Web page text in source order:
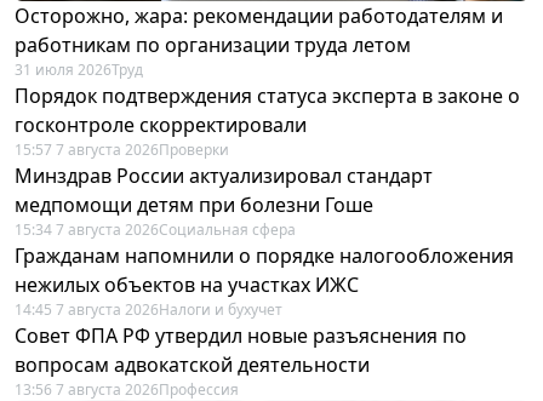
Осторожно, жара: рекомендации работодателям и
работникам по организации труда летом
31 июля 2026Труд
Порядок подтверждения статуса эксперта в законе о
госконтроле скорректировали
15:57 7 августа 2026Проверки
Минздрав России актуализировал стандарт
медпомощи детям при болезни Гоше
15:34 7 августа 2026Социальная сфера
Гражданам напомнили о порядке налогообложения
нежилых объектов на участках ИЖС
14:45 7 августа 2026Налоги и бухучет
Совет ФПА РФ утвердил новые разъяснения по
вопросам адвокатской деятельности
13:56 7 августа 2026Профессия